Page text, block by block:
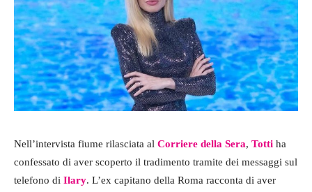
Nell’intervista fiume rilasciata al Corriere della Sera, Totti ha
confessato di aver scoperto il tradimento tramite dei messaggi sul
telefono di Ilary. L’ex capitano della Roma racconta di aver